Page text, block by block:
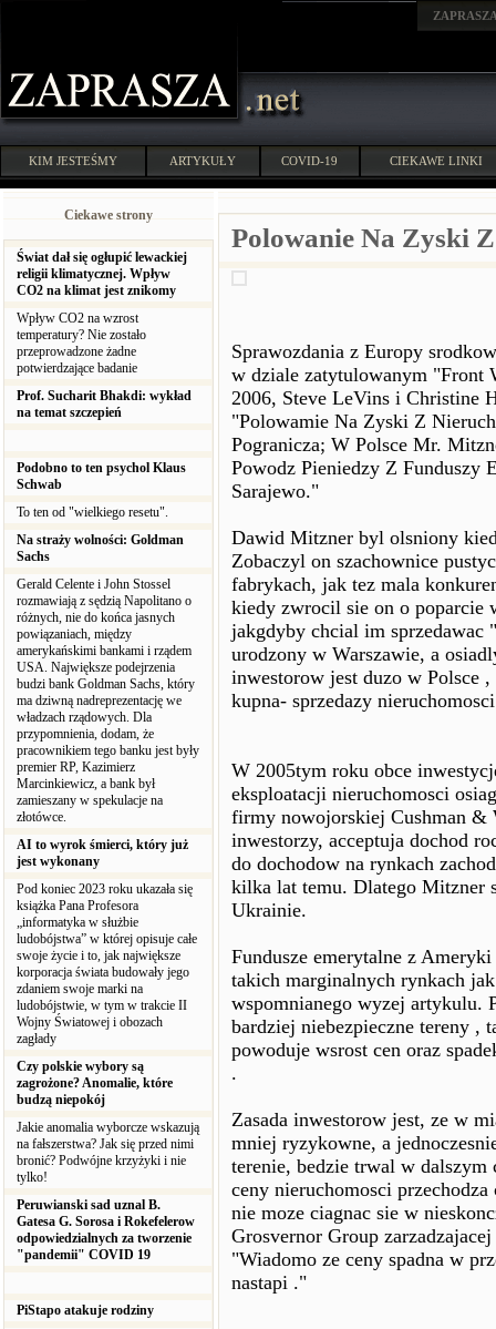
KIM JESTEŚMY ARTYKUŁY COVID-19 CIEKAWE LINKI
Ciekawe strony
Świat dał się ogłupić lewackiej
religii klimatycznej. Wpływ
CO2 na klimat jest znikomy
Wpływ CO2 na wzrost
temperatury? Nie zostało
przeprowadzone żadne
potwierdzające badanie
Prof. Sucharit Bhakdi: wykład
na temat szczepień
Podobno to ten psychol Klaus
Schwab
To ten od "wielkiego resetu".
Na straży wolności: Goldman
Sachs
Gerald Celente i John Stossel
rozmawiają z sędzią Napolitano o
różnych, nie do końca jasnych
powiązaniach, między
amerykańskimi bankami i rządem
USA. Największe podejrzenia
budzi bank Goldman Sachs, który
ma dziwną nadreprezentację we
władzach rządowych. Dla
przypomnienia, dodam, że
pracownikiem tego banku jest były
premier RP, Kazimierz
Marcinkiewicz, a bank był
zamieszany w spekulacje na
złotówce.
AI to wyrok śmierci, który już
jest wykonany
Pod koniec 2023 roku ukazała się
książka Pana Profesora
„informatyka w służbie
ludobójstwa” w której opisuje całe
swoje życie i to, jak największe
korporacja świata budowały jego
zdaniem swoje marki na
ludobójstwie, w tym w trakcie II
Wojny Światowej i obozach
zagłady
Czy polskie wybory są
zagrożone? Anomalie, które
budzą niepokój
Jakie anomalia wyborcze wskazują
na fałszerstwa? Jak się przed nimi
bronić? Podwójne krzyżyki i nie
tylko!
Peruwianski sad uznal B.
Gatesa G. Sorosa i Rokefelerow
odpowiedzialnych za tworzenie
"pandemii" COVID 19
PiStapo atakuje rodziny
Polowanie Na Zyski
Sprawozdania z Europy
w dziale zatytulowanym "Front
2006, Steve LeVins i Christine
"Polowamie Na Zyski Z
Pogranicza; W Polsce Mr.
Powodz Pieniedzy Z Funduszy
Sarajewo."
Dawid Mitzner byl olsniony
Zobaczyl on szachownice
fabrykach, jak tez mala
kiedy zwrocil sie on o poparcie
jakgdyby chcial im sprzedawac
urodzony w Warszawie, a
inwestorow jest duzo w Polsce
kupna- sprzedazy
W 2005tym roku obce
eksploatacji nieruchomosci
firmy nowojorskiej Cushman &
inwestorzy, acceptuja dochod
do dochodow na rynkach
kilka lat temu. Dlatego Mitzner
Ukrainie.
Fundusze emerytalne z
takich marginalnych rynkach
wspomnianego wyzej artykulu.
bardziej niebezpieczne tereny ,
powoduje wsrost cen oraz
.
Zasada inwestorow jest, ze w
mniej ryzykowne, a
terenie, bedzie trwal w dalszym
ceny nieruchomosci
nie moze ciagnac sie w
Grosvernor Group
"Wiadomo ze ceny spadna w
nastapi ."